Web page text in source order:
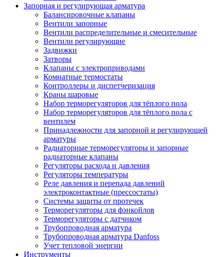
Запорная и регулирующая арматура
Балансировочные клапаны
Вентили запорные
Вентили распределительные и смесительные
Вентили регулирующие
Задвижки
Затворы
Клапаны с электроприводами
Комнатные термостаты
Контроллеры и диспетчеризация
Краны шаровые
Набор терморегуляторов для тёплого пола
Набор терморегуляторов для тёплого пола с
вентилем
Принадлежности для запорной и регулирующей
арматуры
Радиаторные терморегуляторы и запорные
радиаторные клапаны
Регуляторы расхода и давления
Регуляторы температуры
Реле давления и перепада давлений
электроконтактные (прессостаты)
Системы защиты от протечек
Терморегуляторы для фэнкойлов
Терморегуляторы с датчиком
Трубопроводная арматура
Трубопроводная арматура Danfoss
Учет тепловой энергии
Инструменты